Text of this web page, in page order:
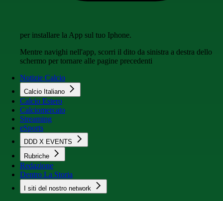
per installare la App sul tuo Iphone.
Mentre navighi nell'app, scorri il dito da sinistra a destra dello
schermo per tornare alle pagine precedenti
Notizie Calcio
Calcio Italiano
Calcio Estero
Calciomercato
Streaming
eSports
DDD X EVENTS
Rubriche
Redazione
Dentro La Storia
I siti del nostro network